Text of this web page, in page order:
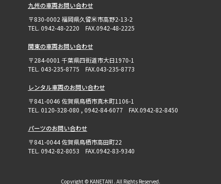
九州の車両お問い合わせ
〒830-0002 福岡県久留米市高野2-13-2
TEL. 0942-48-2220 FAX.0942-48-2225
関東の車両お問い合わせ
〒284-0001 千葉県四街道市大日1970-1
TEL. 043-235-8775 FAX.043-235-8773
レンタル車両のお問い合わせ
〒841-0046 佐賀県鳥栖市真木町1106-1
TEL. 0120-328-080 , 0942-84-6077 FAX.0942-82-8450
パーツのお問い合わせ
〒841-0044 佐賀県鳥栖市高田町22
TEL. 0942-82-8053 FAX.0942-83-9340
Copyright © KANETANI . All Rights Reserved.